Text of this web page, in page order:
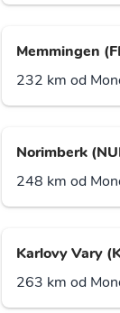
Memmingen
232 km od
Norimberk
248 km od
Karlovy Vary
263 km od